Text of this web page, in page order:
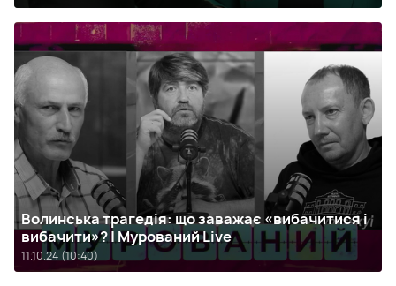
Волинська трагедія: що заважає «вибачитися і
вибачити»? | Мурований Live
11.10.24 (10:40)